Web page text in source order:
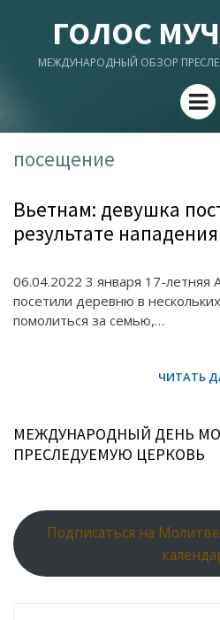
ГОЛОС
МЕЖДУНАРОДНЫЙ ОБЗОР
посещение
Вьетнам: девушка
результате нападения
06.04.2022 3 января 17-летняя
посетили деревню в
помолиться за семью,…
МЕЖДУНАРОДНЫЙ ДЕНЬ
ПРЕСЛЕДУЕМУЮ ЦЕРКОВЬ
Подписаться на